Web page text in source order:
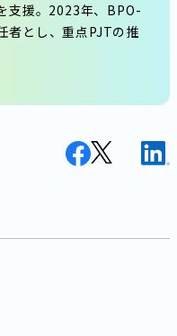
支援。2023年、BPO-
とし、重点PJTの推